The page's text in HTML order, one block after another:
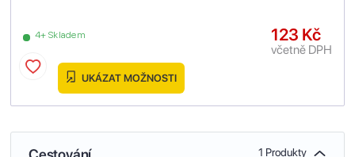
4+ Skladem 123 Kč
včetně DPH
UKÁZAT MOŽNOSTI
1 Produkty